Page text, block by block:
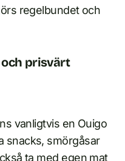
regelbundet och
prisvärt
vanligtvis en Ouigo
snacks, smörgåsar
ta med egen mat